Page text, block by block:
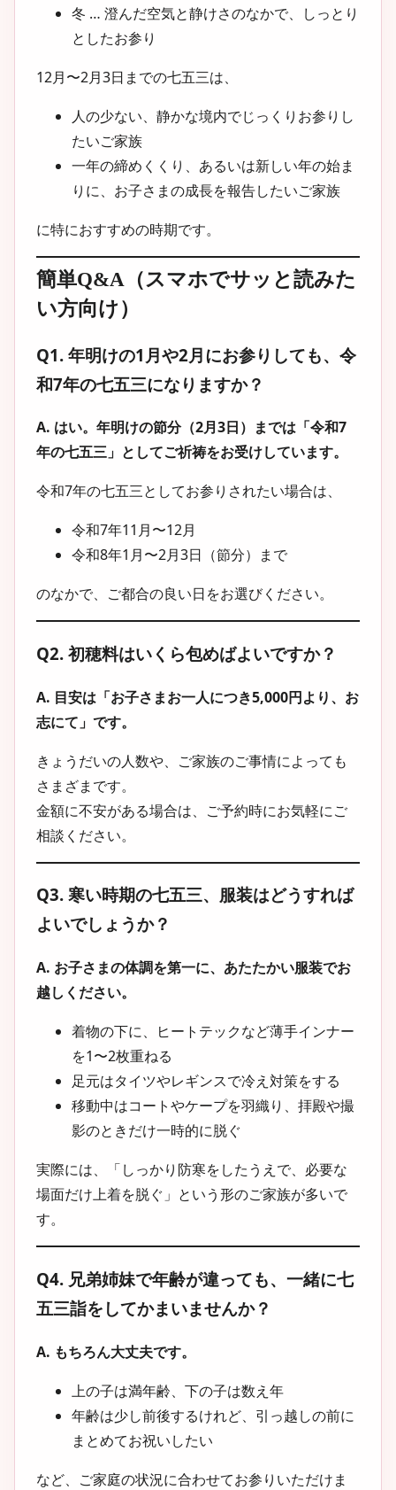
冬 … 澄んだ空気と静けさのなかで、しっとり
としたお参り
12月〜2月3日までの七五三は、
人の少ない、静かな境内でじっくりお参りし
たいご家族
一年の締めくくり、あるいは新しい年の始ま
りに、お子さまの成長を報告したいご家族
に特におすすめの時期です。
簡単Q&A（スマホでサッと読みた
い方向け）
Q1. 年明けの1月や2月にお参りしても、令
和7年の七五三になりますか？
A. はい。年明けの節分（2月3日）までは「令和7
年の七五三」としてご祈祷をお受けしています。
令和7年の七五三としてお参りされたい場合は、
令和7年11月〜12月
令和8年1月〜2月3日（節分）まで
のなかで、ご都合の良い日をお選びください。
Q2. 初穂料はいくら包めばよいですか？
A. 目安は「お子さまお一人につき5,000円より、お
志にて」です。
きょうだいの人数や、ご家族のご事情によっても
さまざまです。
金額に不安がある場合は、ご予約時にお気軽にご
相談ください。
Q3. 寒い時期の七五三、服装はどうすれば
よいでしょうか？
A. お子さまの体調を第一に、あたたかい服装でお
越しください。
着物の下に、ヒートテックなど薄手インナー
を1〜2枚重ねる
足元はタイツやレギンスで冷え対策をする
移動中はコートやケープを羽織り、拝殿や撮
影のときだけ一時的に脱ぐ
実際には、「しっかり防寒をしたうえで、必要な
場面だけ上着を脱ぐ」という形のご家族が多いで
す。
Q4. 兄弟姉妹で年齢が違っても、一緒に七
五三詣をしてかまいませんか？
A. もちろん大丈夫です。
上の子は満年齢、下の子は数え年
年齢は少し前後するけれど、引っ越しの前に
まとめてお祝いしたい
など、ご家庭の状況に合わせてお参りいただけま